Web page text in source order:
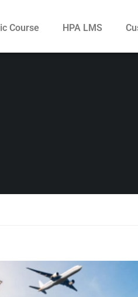
Course HPA LMS